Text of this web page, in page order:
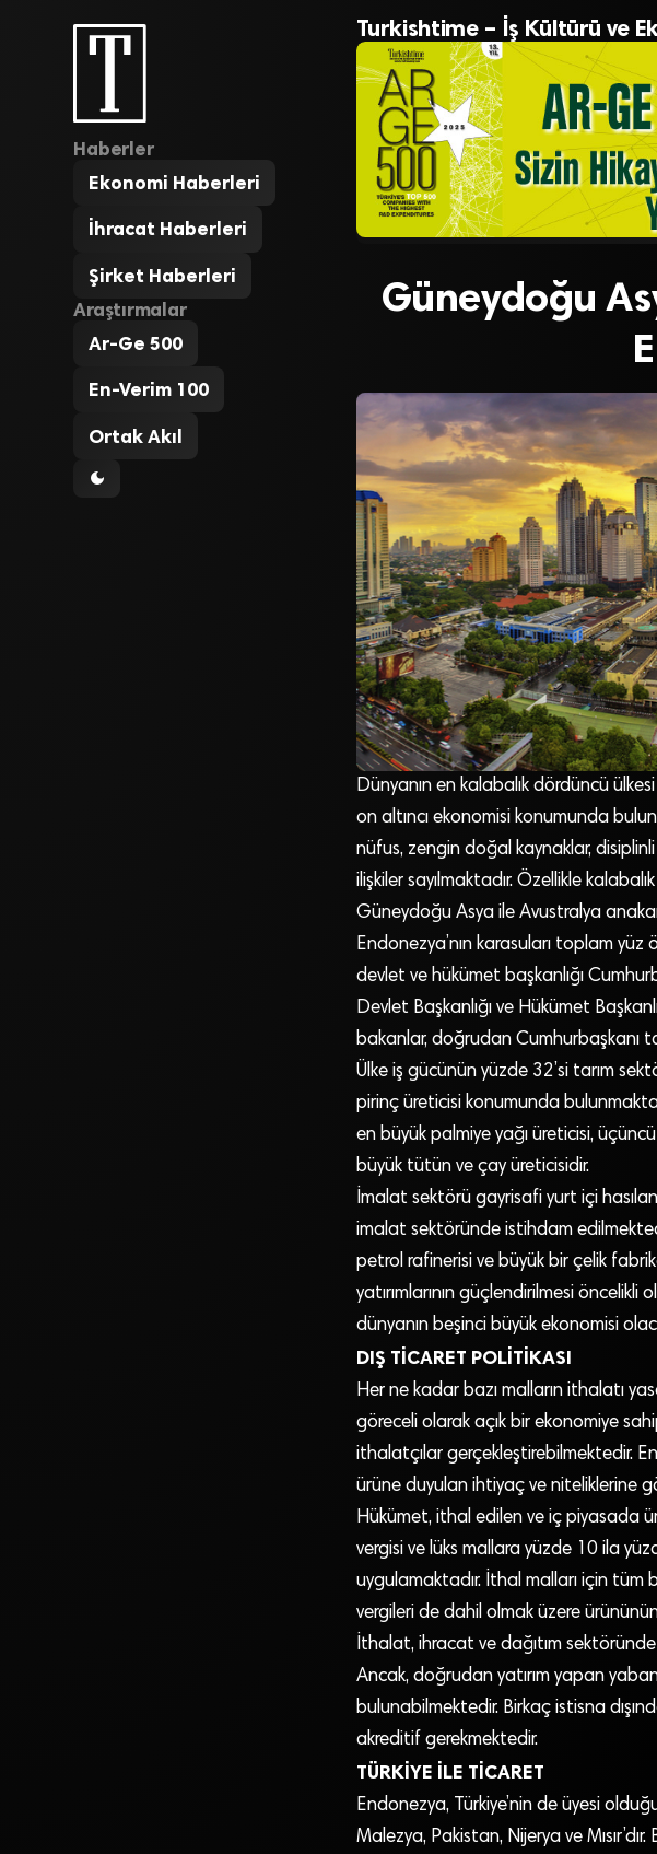
Haberler
Ekonomi Haberleri
İhracat Haberleri
Şirket Haberleri
Araştırmalar
Ar-Ge 500
En-Verim 100
Ortak Akıl
Turkishtime – İş Kültürü ve
Güneydoğu
Dünyanın en kalabalık dördüncü
on altıncı ekonomisi konumunda
nüfus, zengin doğal kaynaklar,
ilişkiler sayılmaktadır. Özellikle
Güneydoğu Asya ile Avustralya
Endonezya’nın karasuları toplam yüz
devlet ve hükümet başkanlığı
Devlet Başkanlığı ve Hükümet
bakanlar, doğrudan Cumhurbaşkanı
Ülke iş gücünün yüzde 32’si tarım
pirinç üreticisi konumunda
en büyük palmiye yağı üreticisi,
büyük tütün ve çay üreticisidir.
İmalat sektörü gayrisafi yurt içi
imalat sektöründe istihdam
petrol rafinerisi ve büyük bir çelik
yatırımlarının güçlendirilmesi öncelikli
dünyanın beşinci büyük ekonomisi
DIŞ TİCARET POLİTİKASI
Her ne kadar bazı malların ithalatı
göreceli olarak açık bir ekonomiye
ithalatçılar gerçekleştirebilmektedir.
ürüne duyulan ihtiyaç ve niteliklerine
Hükümet, ithal edilen ve iç piyasada
vergisi ve lüks mallara yüzde 10 ila
uygulamaktadır. İthal malları için
vergileri de dahil olmak üzere
İthalat, ihracat ve dağıtım
Ancak, doğrudan yatırım yapan
bulunabilmektedir. Birkaç istisna
akreditif gerekmektedir.
TÜRKİYE İLE TİCARET
Endonezya, Türkiye’nin de üyesi
Malezya, Pakistan, Nijerya ve